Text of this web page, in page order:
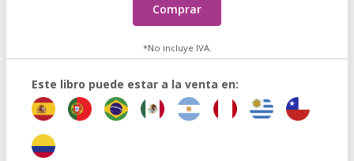
Comprar
*No incluye IVA.
Este libro puede estar a la venta en: